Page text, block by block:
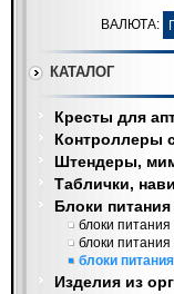
ВАЛЮТА:
КАТАЛОГ
Кресты для
Контроллеры
Штендеры,
Таблички,
Блоки
блоки питания
блоки
блоки
Изделия из